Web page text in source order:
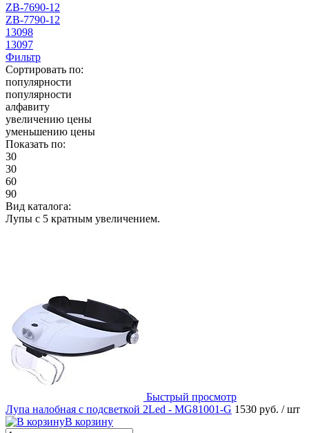
ZB-7690-12
ZB-7790-12
13098
13097
Фильтр
Сортировать по:
популярности
популярности
алфавиту
увеличению цены
уменьшению цены
Показать по:
30
30
60
90
Вид каталога:
Лупы с 5 кратным увеличением.
Быстрый просмотр
Лупа налобная с подсветкой 2Led - MG81001-G 1530 руб. / шт
В корзину